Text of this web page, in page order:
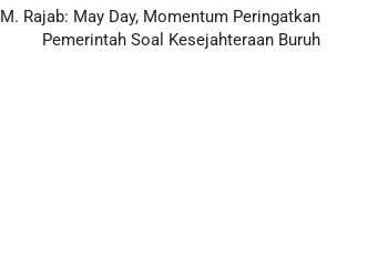
M. Rajab: May Day, Momentum Peringatkan
Pemerintah Soal Kesejahteraan Buruh